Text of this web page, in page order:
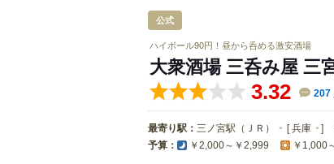
公式
ハイボール90円！昼から呑める激安酒場
大衆酒場 三呑み屋 三
3.32 207
最寄り駅： 三ノ宮駅（ＪＲ） [兵庫 ]
予算： ￥2,000～￥2,999 ￥1,000